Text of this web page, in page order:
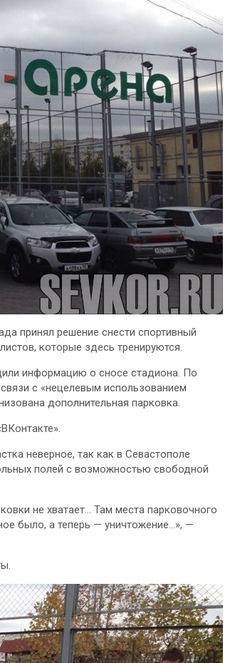
принял решение снести спортивный
которые здесь тренируются.
информацию о сносе стадиона. По
с «нецелевым использованием
дополнительная парковка.
неверное, так как в Севастополе
полей с возможностью свободной
не хватает… Там места парковочного
было, а теперь — уничтожение…», —